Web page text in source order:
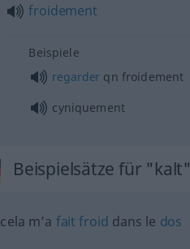
froidement
Beispiele
regarder qn froidement
cyniquement
Beispielsätze für "kalt"
cela m’a fait froid dans le dos